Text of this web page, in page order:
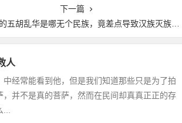
下一篇
五胡乱华是哪无个民族，竟差点导致汉族灭族|野史秘闻
人
经常能看到他，但是我们知道那些只是为了拍
并不是真的菩萨，然而在民间却真真正正的存